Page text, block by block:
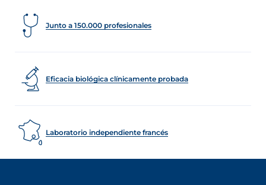
Junto a 150.000 profesionales
Eficacia biológica clínicamente probada
Laboratorio independiente francés